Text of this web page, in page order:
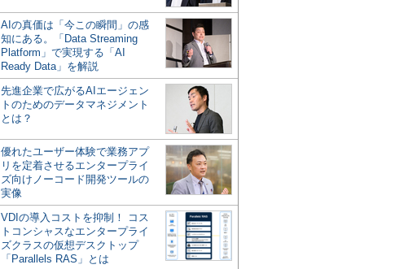
AIの真価は「今この瞬間」の感
知にある。「Data Streaming
Platform」で実現する「AI
Ready Data」を解説
先進企業で広がるAIエージェン
トのためのデータマネジメント
とは？
優れたユーザー体験で業務アプ
リを定着させるエンタープライ
ズ向けノーコード開発ツールの
実像
VDIの導入コストを抑制！ コス
トコンシャスなエンタープライ
ズクラスの仮想デスクトップ
「Parallels RAS」とは